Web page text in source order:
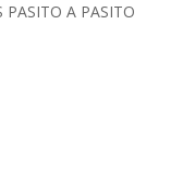
PASITO A PASITO